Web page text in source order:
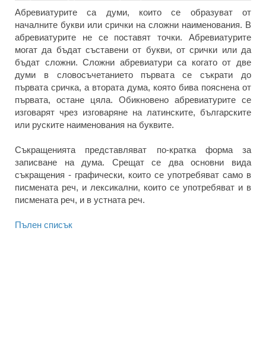
Абревиатурите са думи, които се образуват от
началните букви или срички на сложни наименования. В
абревиатурите не се поставят точки. Абревиатурите
могат да бъдат съставени от букви, от срички или да
бъдат сложни. Сложни абревиатури са когато от две
думи в словосъчетанието първата се съкрати до
първата сричка, а втората дума, която бива пояснена от
първата, остане цяла. Обикновено абревиатурите се
изговарят чрез изговаряне на латинските, българските
или руските наименования на буквите.
Съкращенията представляват по-кратка форма за
записване на дума. Срещат се два основни вида
съкращения - графически, които се употребяват само в
писмената реч, и лексикални, които се употребяват и в
писмената реч, и в устната реч.
Пълен списък